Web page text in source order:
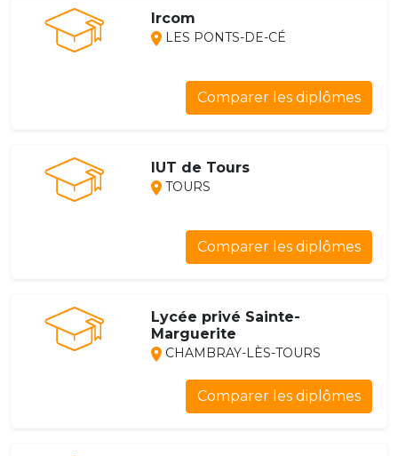
Ircom
LES PONTS-DE-CÉ
Comparer les diplômes
IUT de Tours
TOURS
Comparer les diplômes
Lycée privé Sainte-
Marguerite
CHAMBRAY-LÈS-TOURS
Comparer les diplômes